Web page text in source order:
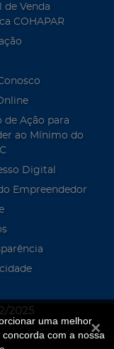
uma melhor
com a nossa
de Venda
COHAPAR
de Ação para
ao Mínimo do
Digital
Empreendedor
2025